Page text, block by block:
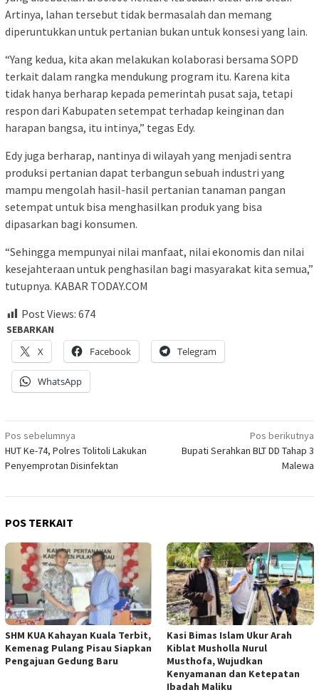
Artinya, lahan tersebut tidak bermasalah dan memang
diperuntukkan untuk pertanian bukan untuk konsesi yang lain.
“Yang kedua, kita akan melakukan kolaborasi bersama SOPD
terkait dalam rangka mendukung program itu. Karena kita
tidak hanya berharap kepada pemerintah pusat saja, tetapi
respon dari Kabupaten setempat terhadap keinginan dan
harapan bangsa, itu intinya,” tegas Edy.
Edy juga berharap, nantinya di wilayah yang menjadi sentra
produksi pertanian dapat terbangun sebuah industri yang
mampu mengolah hasil-hasil pertanian tanaman pangan
setempat untuk bisa menghasilkan produk yang bisa
dipasarkan bagi konsumen.
“Sehingga mempunyai nilai manfaat, nilai ekonomis dan nilai
kesejahteraan untuk penghasilan bagi masyarakat kita semua,”
tutupnya. KABAR TODAY.COM
Post Views: 674
SEBARKAN
X
Facebook Telegram
WhatsApp
Navigasi
pos
Pos sebelumnya
HUT Ke-74, Polres Tolitoli Lakukan
Penyemprotan Disinfektan
Pos berikutnya
Bupati Serahkan BLT DD Tahap 3
Malewa
POS TERKAIT
SHM KUA Kahayan Kuala Terbit,
Kemenag Pulang Pisau Siapkan
Pengajuan Gedung Baru
Kasi Bimas Islam Ukur Arah
Kiblat Musholla Nurul
Musthofa, Wujudkan
Kenyamanan dan Ketepatan
Ibadah Maliku